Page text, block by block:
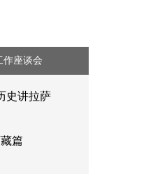
作座谈会
史讲拉萨
篇